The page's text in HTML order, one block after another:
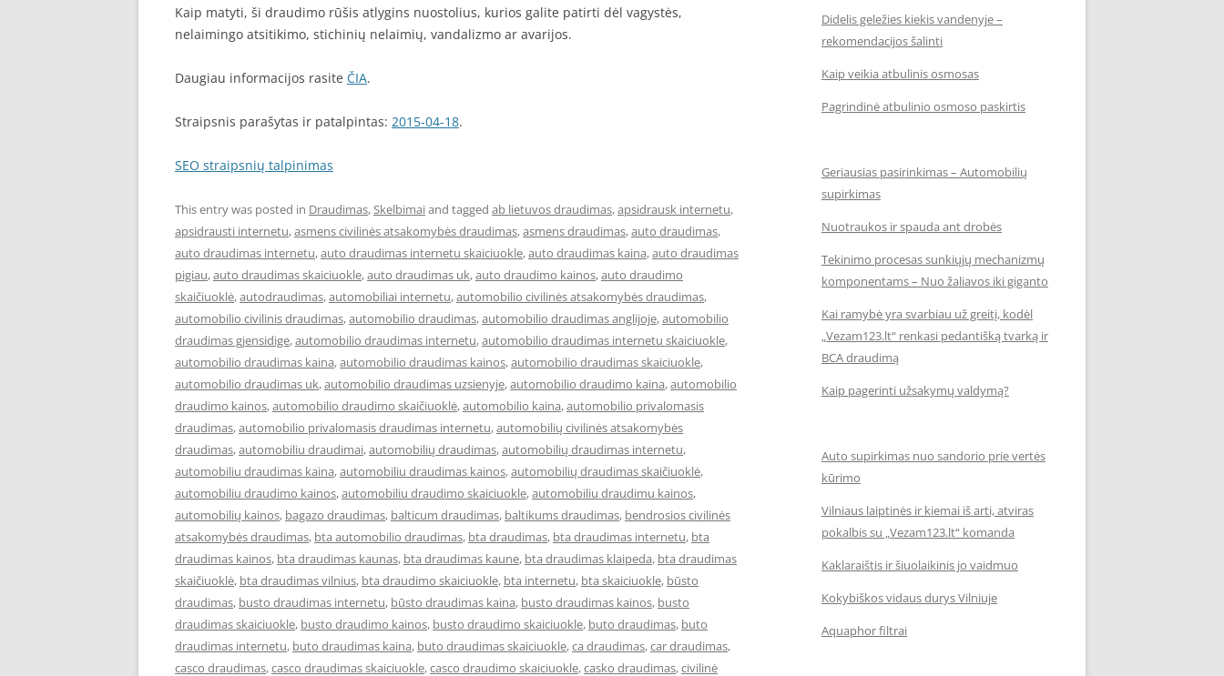
Kaip matyti, ši draudimo rūšis atlygins nuostolius, kurios galite patirti dėl vagystės,
nelaimingo atsitikimo, stichinių nelaimių, vandalizmo ar avarijos.
Daugiau informacijos rasite ČIA.
Straipsnis parašytas ir patalpintas: 2015-04-18.
SEO straipsnių talpinimas
This entry was posted in Draudimas,Skelbimaiand tagged ab lietuvos draudimas,apsidrausk internetu,
apsidrausti internetu,asmens civilinės atsakomybės draudimas,asmens draudimas,auto draudimas,
auto draudimas internetu,auto draudimas internetu skaiciuokle,auto draudimas kaina,auto draudimas
pigiau,auto draudimas skaiciuokle,auto draudimas uk,auto draudimo kainos,auto draudimo
skaičiuoklė,autodraudimas,automobiliai internetu,automobilio civilinės atsakomybės draudimas,
automobilio civilinis draudimas,automobilio draudimas,automobilio draudimas anglijoje,automobilio
draudimas gjensidige,automobilio draudimas internetu,automobilio draudimas internetu skaiciuokle,
automobilio draudimas kaina,automobilio draudimas kainos,automobilio draudimas skaiciuokle,
automobilio draudimas uk,automobilio draudimas uzsienyje,automobilio draudimo kaina,automobilio
draudimo kainos,automobilio draudimo skaičiuoklė,automobilio kaina,automobilio privalomasis
draudimas,automobilio privalomasis draudimas internetu,automobilių civilinės atsakomybės
draudimas,automobiliu draudimai,automobilių draudimas,automobilių draudimas internetu,
automobiliu draudimas kaina,automobiliu draudimas kainos,automobilių draudimas skaičiuoklė,
automobiliu draudimo kainos,automobiliu draudimo skaiciuokle,automobiliu draudimu kainos,
automobilių kainos, bagazo draudimas, balticum draudimas, baltikums draudimas, bendrosios civilinės
atsakomybės draudimas, bta automobilio draudimas, bta draudimas, bta draudimas internetu, bta
draudimas kainos, bta draudimas kaunas, bta draudimas kaune, bta draudimas klaipeda, bta draudimas
skaičiuoklė, bta draudimas vilnius, bta draudimo skaiciuokle, bta internetu, bta skaiciuokle, būsto
draudimas, busto draudimas internetu, būsto draudimas kaina, busto draudimas kainos, busto
draudimas skaiciuokle, busto draudimo kainos, busto draudimo skaiciuokle, buto draudimas, buto
draudimas internetu, buto draudimas kaina, buto draudimas skaiciuokle,ca draudimas,car draudimas,
casco draudimas,casco draudimas skaiciuokle,casco draudimo skaiciuokle,casko draudimas,civilinė
Didelis geležies kiekis vandenyje –
rekomendacijos šalinti
Kaip veikia atbulinis osmosas
Pagrindinė atbulinio osmoso paskirtis
Geriausias pasirinkimas – Automobilių
supirkimas
Nuotraukos ir spauda ant drobės
Tekinimo procesas sunkiųjų mechanizmų
komponentams – Nuo žaliavos iki giganto
Kai ramybė yra svarbiau už greitį, kodėl
„Vezam123.lt“ renkasi pedantišką tvarką ir
BCA draudimą
Kaip pagerinti užsakymų valdymą?
Auto supirkimas nuo sandorio prie vertės
kūrimo
Vilniaus laiptinės ir kiemai iš arti, atviras
pokalbis su „Vezam123.lt“ komanda
Kaklaraištis ir šiuolaikinis jo vaidmuo
Kokybiškos vidaus durys Vilniuje
Aquaphor filtrai